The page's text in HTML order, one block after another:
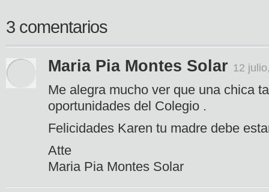
3 comentarios
Maria Pia Montes Solar 12
Me alegra mucho ver que una chica
oportunidades del Colegio .
Felicidades Karen tu madre debe
Atte
Maria Pia Montes Solar